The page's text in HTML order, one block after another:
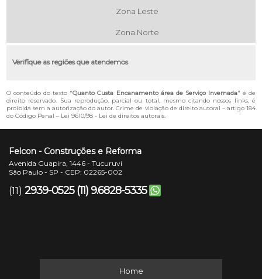
Zona Leste
Zona Norte
Verifique as regiões que atendemos
O conteúdo do texto "Quanto Custa Encanamento área de Serviço Invernada" é de
direito reservado. Sua reprodução, parcial ou total, mesmo citando nossos links, é
proibida sem a autorização do autor. Crime de violação de direito autoral – artigo 184
do Código Penal – Lei 9610/98 - Lei de direitos autorais.
Felcon - Construções e Reforma
Avenida Guapira, 1446 - Tucuruvi
São Paulo - SP - CEP: 02265-002
(11) 2939-0525 (11) 9.6828-5335
Home